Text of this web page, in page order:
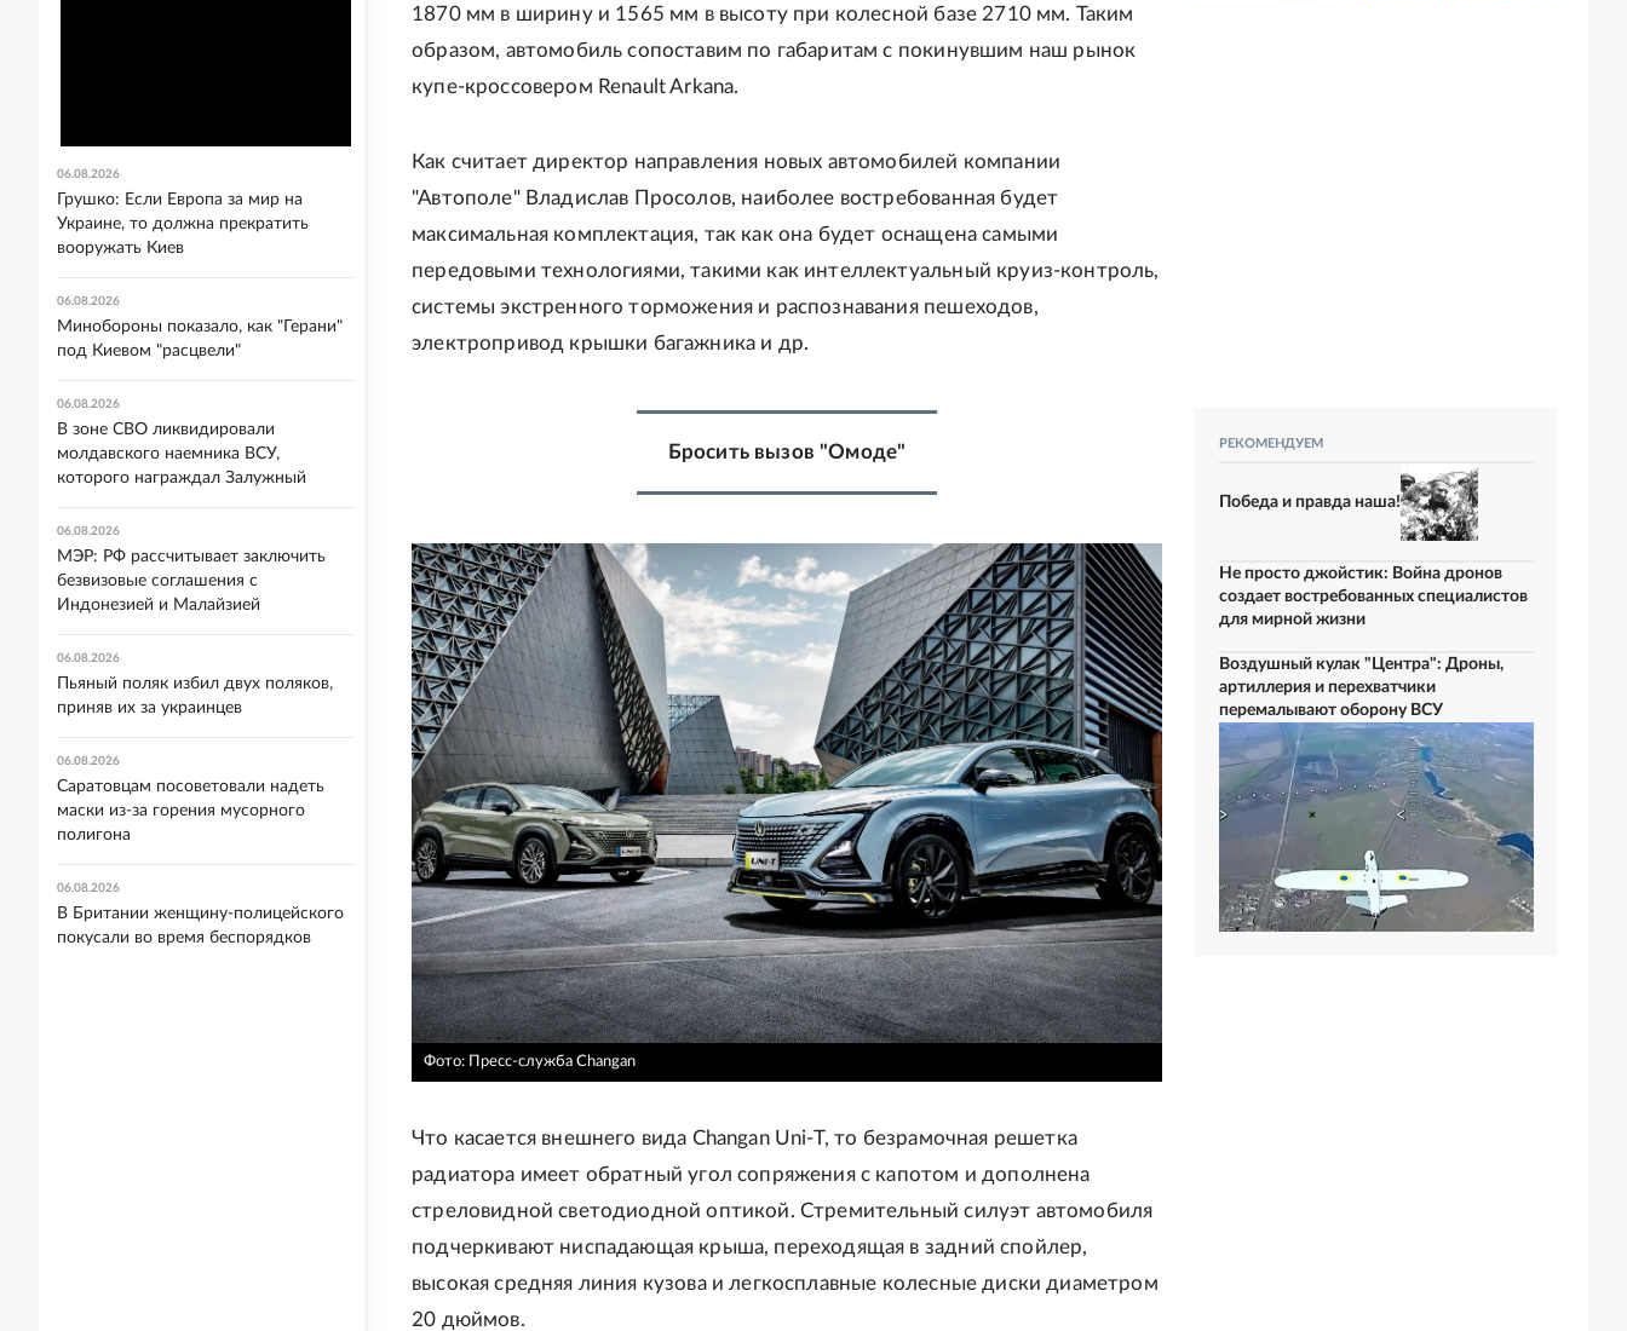
1870 мм в ширину и 1565 мм в высоту при колесной базе 2710 мм. Таким
образом, автомобиль сопоставим по габаритам с покинувшим наш рынок
купе-кроссовером Renault Arkana.
Как считает директор направления новых автомобилей компании
"Автополе" Владислав Просолов, наиболее востребованная будет
максимальная комплектация, так как она будет оснащена самыми
передовыми технологиями, такими как интеллектуальный круиз-контроль,
системы экстренного торможения и распознавания пешеходов,
электропривод крышки багажника и др.
Бросить вызов "Омоде"
Фото: Пресс-служба Changan
Что касается внешнего вида Changan Uni-T, то безрамочная решетка
радиатора имеет обратный угол сопряжения с капотом и дополнена
стреловидной светодиодной оптикой. Стремительный силуэт автомобиля
подчеркивают ниспадающая крыша, переходящая в задний спойлер,
высокая средняя линия кузова и легкосплавные колесные диски диаметром
20 дюймов.
РЕКОМЕНДУЕМ
Победа и правда наша!
Не просто джойстик: Война дронов
создает востребованных специалистов
для мирной жизни
Воздушный кулак "Центра": Дроны,
артиллерия и перехватчики
перемалывают оборону ВСУ
06.08.2026
Грушко: Если Европа за мир на
Украине, то должна прекратить
вооружать Киев
06.08.2026
Минобороны показало, как "Герани"
под Киевом "расцвели"
06.08.2026
В зоне СВО ликвидировали
молдавского наемника ВСУ,
которого награждал Залужный
06.08.2026
МЭР: РФ рассчитывает заключить
безвизовые соглашения с
Индонезией и Малайзией
06.08.2026
Пьяный поляк избил двух поляков,
приняв их за украинцев
06.08.2026
Саратовцам посоветовали надеть
маски из-за горения мусорного
полигона
06.08.2026
В Британии женщину-полицейского
покусали во время беспорядков